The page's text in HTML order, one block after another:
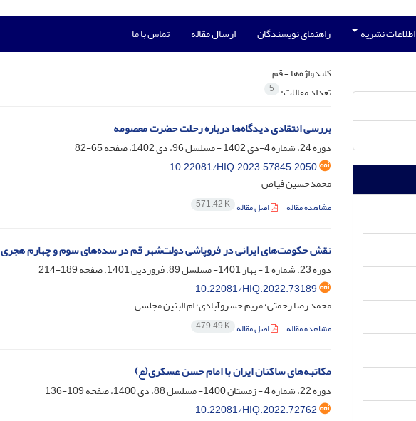
اطلاعات نشریه راهنمای نویسندگان ارسال مقاله تماس با ما
کلیدواژه‌ها =قم
تعداد مقالات: 5
بررسی انتقادی دیدگاه‌ها درباره رحلت حضرت معصومه
دوره 24، شماره 4-دی 1402 - مسلسل 96، دی 1402، صفحه
65-82
10.22081/HIQ.2023.57845.2050
محمدحسین فیاض
مشاهده مقاله اصل مقاله 571.42 K
نقش حکومت‌های ایرانی در فروپاشی دولت‌شهر قم در سده‌های سوم و چهارم هجری
دوره 23، شماره 1 - بهار 1401- مسلسل 89، فروردین 1401، صفحه
189-214
10.22081/HIQ.2022.73189
محمد رضا رحمتی؛ مریم خسروآبادی؛ ام البنین مجلسی
مشاهده مقاله اصل مقاله 479.49 K
مکاتبه‌های ساکنان ایران با امام حسن عسکری(ع)
دوره 22، شماره 4 - زمستان 1400- مسلسل 88، دی 1400، صفحه
109-136
10.22081/HIQ.2022.72762